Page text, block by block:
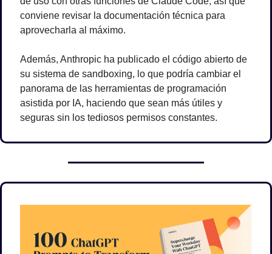
conviene revisar la documentación técnica para
aprovecharla al máximo.
Además, Anthropic ha publicado el código abierto de
su sistema de sandboxing, lo que podría cambiar el
panorama de las herramientas de programación
asistida por IA, haciendo que sean más útiles y
seguras sin los tediosos permisos constantes.